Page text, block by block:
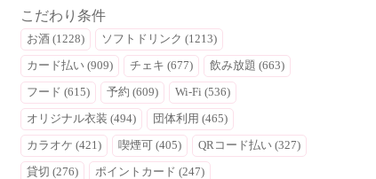
こだわり条件
お酒 (1228) ソフトドリンク (1213)
カード払い (909) チェキ (677) 飲み放題 (663)
フード (615) 予約 (609) Wi-Fi (536)
オリジナル衣装 (494) 団体利用 (465)
カラオケ (421) 喫煙可 (405) QRコード払い (327)
貸切 (276) ポイントカード (247)